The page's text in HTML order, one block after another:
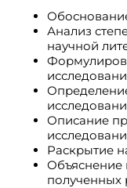
Анализ
научной
Описание
Раскрытие
Объяснение
полученных